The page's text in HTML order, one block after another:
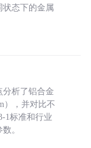
状态下的金属
分析了铝合金
），并对比不
1标准和行业
。